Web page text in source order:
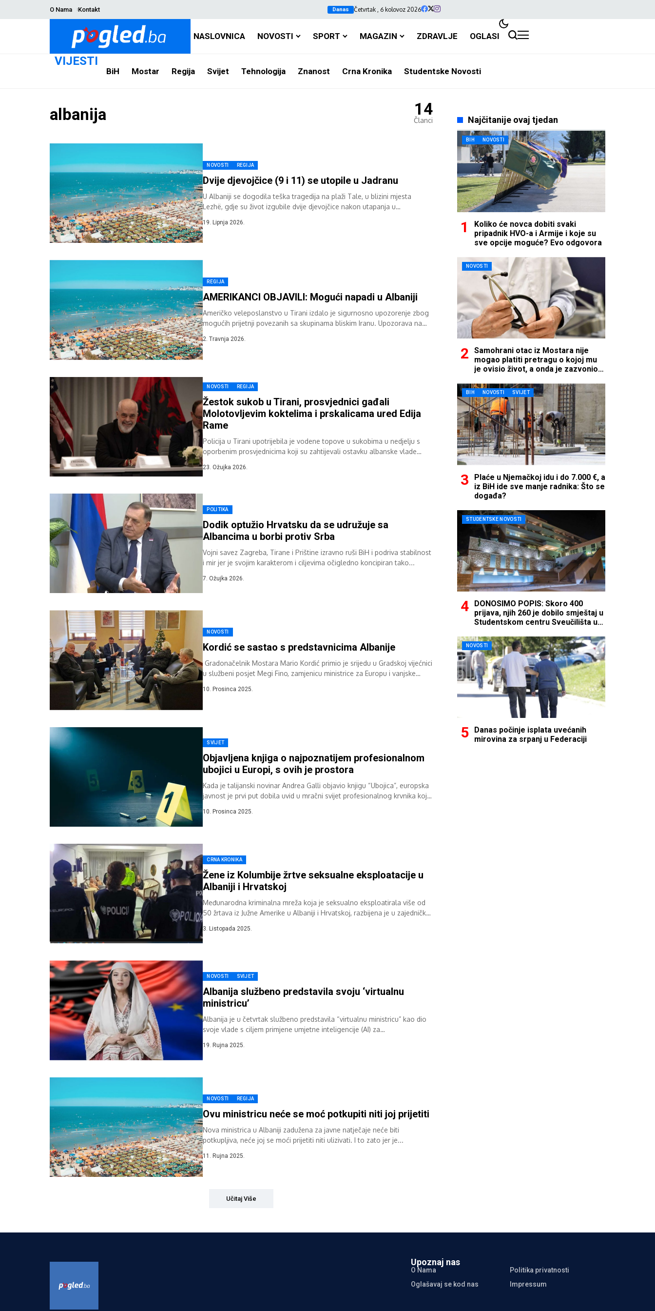
O Nama Kontakt Danas Četvrtak , 6 kolovoz 2026
NASLOVNICA NOVOSTI SPORT MAGAZIN ZDRAVLJE OGLASI
VIJESTI
BiH Mostar Regija Svijet Tehnologija Znanost Crna Kronika Studentske Novosti
albanija 14
Članci
NOVOSTI REGIJA
Dvije djevojčice (9 i 11) se utopile u Jadranu
U Albaniji se dogodila teška tragedija na plaži Tale, u blizini mjesta
Lezhë, gdje su život izgubile dvije djevojčice nakon utapanja u
19. Lipnja 2026.
REGIJA
AMERIKANCI OBJAVILI: Mogući napadi u Albaniji
Američko veleposlanstvo u Tirani izdalo je sigurnosno upozorenje zbog
mogućih prijetnji povezanih sa skupinama bliskim Iranu. Upozorava na
2. Travnja 2026.
NOVOSTI REGIJA
Žestok sukob u Tirani, prosvjednici gađali
Molotovljevim koktelima i prskalicama ured Edija
Rame
Policija u Tirani upotrijebila je vodene topove u sukobima u nedjelju s
oporbenim prosvjednicima koji su zahtijevali ostavku albanske vlade
23. Ožujka 2026.
POLITIKA
Dodik optužio Hrvatsku da se udružuje sa
Albancima u borbi protiv Srba
Vojni savez Zagreba, Tirane i Prištine izravno ruši BiH i podriva stabilnost
i mir jer je svojim karakterom i ciljevima očigledno koncipiran tako...
7. Ožujka 2026.
NOVOSTI
Kordić se sastao s predstavnicima Albanije
Gradonačelnik Mostara Mario Kordić primio je srijedu u Gradskoj vijećnici
u službeni posjet Megi Fino, zamjenicu ministrice za Europu i vanjske
10. Prosinca 2025.
SVIJET
Objavljena knjiga o najpoznatijem profesionalnom
ubojici u Europi, s ovih je prostora
Kada je talijanski novinar Andrea Galli objavio knjigu “Ubojica”, europska
javnost je prvi put dobila uvid u mračni svijet profesionalnog krvnika koji
10. Prosinca 2025.
CRNA KRONIKA
Žene iz Kolumbije žrtve seksualne eksploatacije u
Albaniji i Hrvatskoj
Međunarodna kriminalna mreža koja je seksualno eksploatirala više od
50 žrtava iz Južne Amerike u Albaniji i Hrvatskoj, razbijena je u zajedničkoj
3. Listopada 2025.
NOVOSTI SVIJET
Albanija službeno predstavila svoju ‘virtualnu
ministricu’
Albanija je u četvrtak službeno predstavila “virtualnu ministricu” kao dio
svoje vlade s ciljem primjene umjetne inteligencije (AI) za
19. Rujna 2025.
NOVOSTI REGIJA
Ovu ministricu neće se moć potkupiti niti joj prijetiti
Nova ministrica u Albaniji zadužena za javne natječaje neće biti
potkupljiva, neće joj se moći prijetiti niti ulizivati. I to zato jer je...
11. Rujna 2025.
Učitaj Više
Najčitanije ovaj tjedan
BIH NOVOSTI
Koliko će novca dobiti svaki
pripadnik HVO-a i Armije i koje su
sve opcije moguće? Evo odgovora
NOVOSTI
Samohrani otac iz Mostara nije
mogao platiti pretragu o kojoj mu
je ovisio život, a onda je zazvonio
BIH NOVOSTI SVIJET
Plaće u Njemačkoj idu i do 7.000 €, a
iz BiH ide sve manje radnika: Što se
događa?
STUDENTSKE NOVOSTI
DONOSIMO POPIS: Skoro 400
prijava, njih 260 je dobilo smještaj u
Studentskom centru Sveučilišta u
NOVOSTI
Danas počinje isplata uvećanih
mirovina za srpanj u Federaciji
Upoznaj nas
O Nama
Politika privatnosti
Oglašavaj se kod nas
Impressum